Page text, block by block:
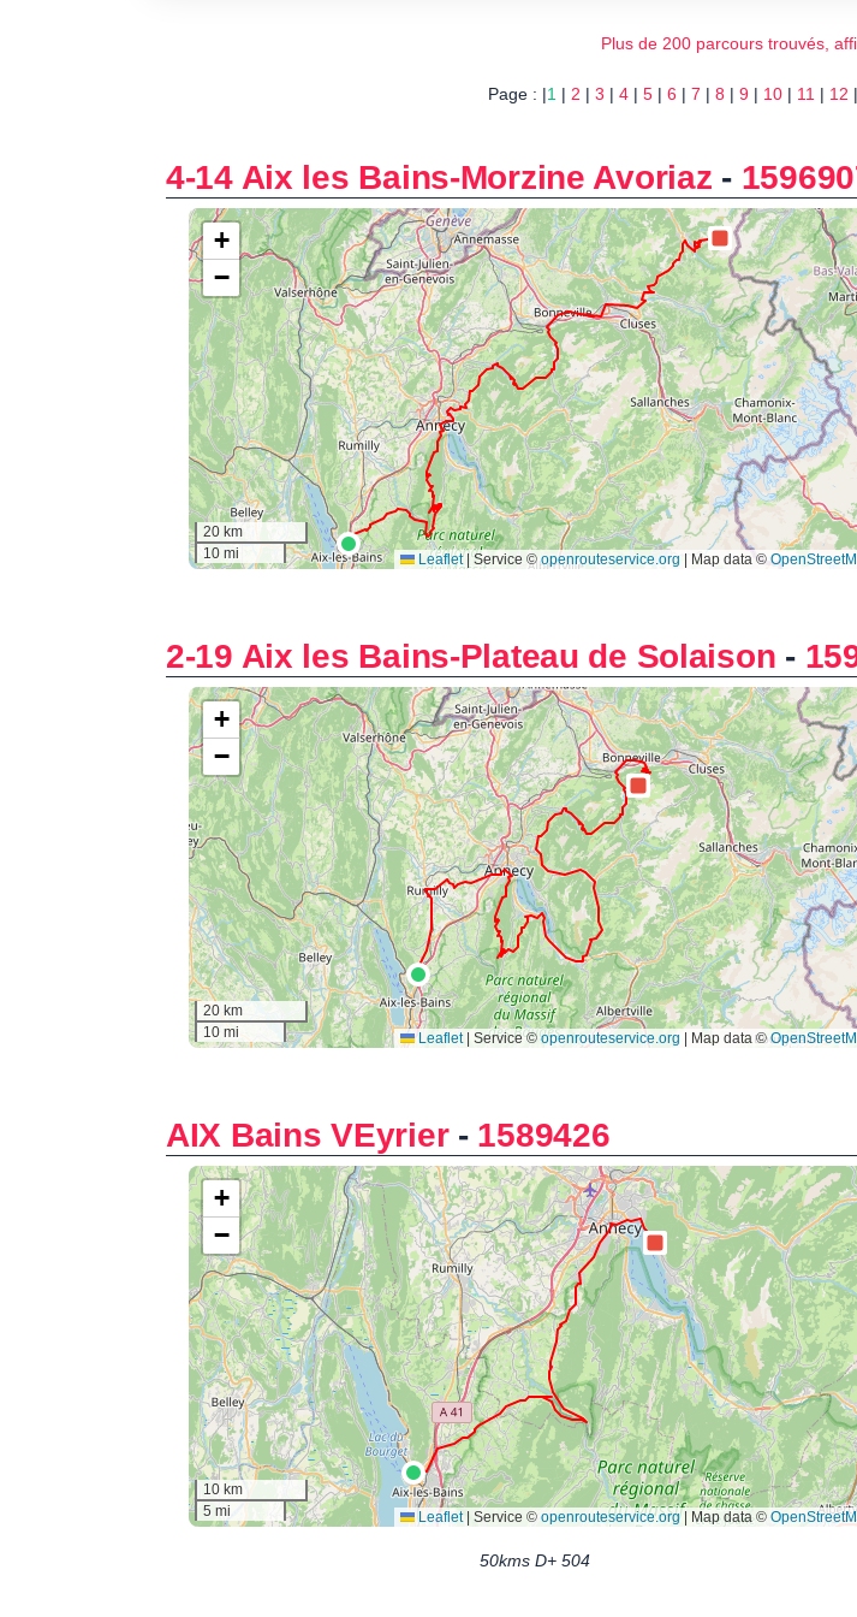
Plus de 200 parcours trouvés,
Page : |1 | 2 | 3 | 4 | 5 | 6 | 7 | 8 | 9 | 10 | 11 | 12 |
4-14 Aix les Bains-Morzine Avoriaz -
2-19 Aix les Bains-Plateau de Solaison -
AIX Bains VEyrier - 1589426
50kms D+ 504